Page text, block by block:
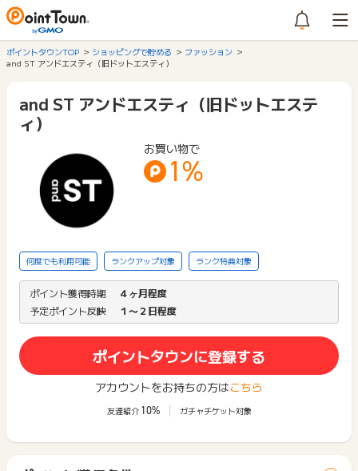
ポイントタウンTOP ショッピングで貯める
ファッション
and ST アンドエスティ（旧ドットエスティ）
and ST アンドエスティ（旧ドットエステ
ィ）
お買い物で
1%
何度でも利用可能 ランクアップ対象 ランク特典対象
ポイント獲得時期
４ヶ月程度
予定ポイント反映
１〜２日程度
ポイントタウンに登録する
アカウントをお持ちの方はこちら
友達紹介 10% ガチャチケット対象